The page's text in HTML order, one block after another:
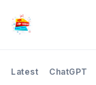
Latest ChatGPT